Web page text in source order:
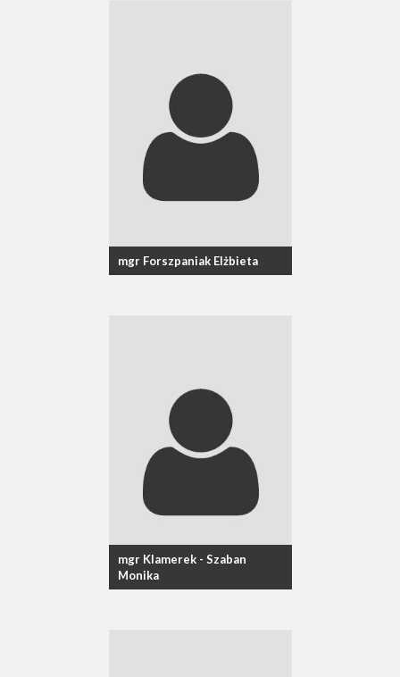
mgr Forszpaniak Elżbieta
mgr Klamerek - Szaban
Monika